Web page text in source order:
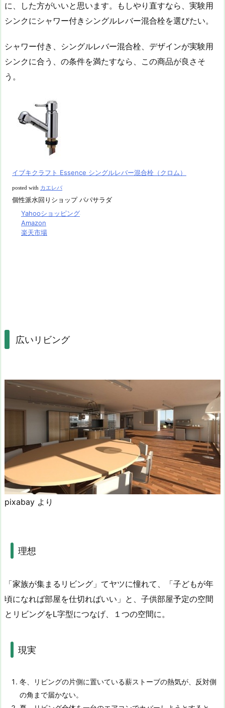
に、した方がいいと思います。もしやり直すなら、実験用
シンクにシャワー付きシングルレバー混合栓を選びたい。
シャワー付き、シングルレバー混合栓、デザインが実験用
シンクに合う、の条件を満たすなら、この商品が良さそ
う。
イブキクラフト Essence シングルレバー混合栓（クロム）
posted with カエレバ
個性派水回りショップ パパサラダ
Yahooショッピング
Amazon
楽天市場
広いリビング
pixabay より
理想
「家族が集まるリビング」てヤツに憧れて、「子どもが年
頃になれば部屋を仕切ればいい」と、子供部屋予定の空間
とリビングをL字型につなげ、１つの空間に。
現実
冬、リビングの片側に置いている薪ストーブの熱気が、反対側
の角まで届かない。